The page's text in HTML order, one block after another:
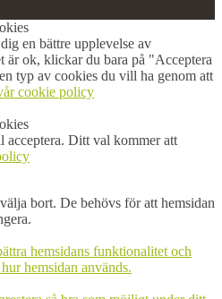
en bättre upplevelse av
är ok, klickar du bara på "Acceptera
typ av cookies du vill ha genom att
cookie policy
Ditt val kommer att
bort. De behövs för att hemsidan
hemsidans funktionalitet och
hemsidan används.